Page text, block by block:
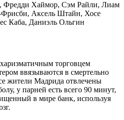
Фредди Хаймор, Сэм Райли, Лиам
Аксель Штайн, Хосе
Каба, Даниэль Ольгин
торговцем
ввязываются в смертельно
жители Мадрида отвлечены
у парней есть всего 90 минут,
в мире банк, используя